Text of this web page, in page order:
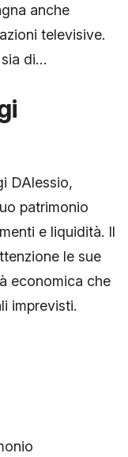
anche
televisive.
di…
DAlessio,
patrimonio
e liquidità. Il
le sue
economica che
imprevisti.